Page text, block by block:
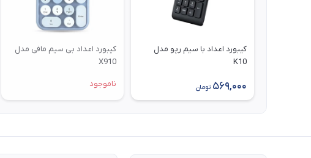
کیبورد اعداد با سیم رپو مدل
K10
569,000 تومان
کیبورد اعداد بی‌ سیم مافی مدل
X910
ناموجود